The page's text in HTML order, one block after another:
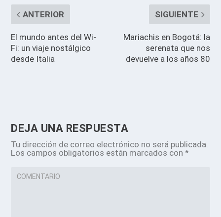
ANTERIOR
El mundo antes del Wi-
Fi: un viaje nostálgico
desde Italia
SIGUIENTE
Mariachis en Bogotá: la
serenata que nos
devuelve a los años 80
DEJA UNA RESPUESTA
Tu dirección de correo electrónico no será publicada.
Los campos obligatorios están marcados con*